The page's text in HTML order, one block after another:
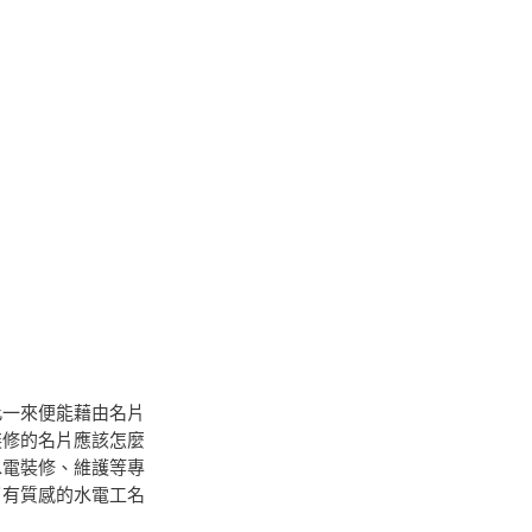
來便能藉由名片
的名片應該怎麼
裝修、維護等專
質感的水電工名